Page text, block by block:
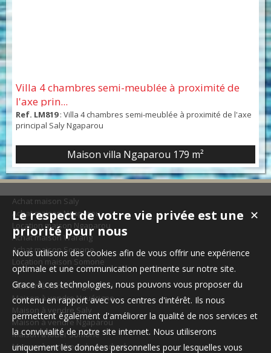
Villa 4 chambres semi-meublée à proximité de
l'axe prin...
Ref. LM819: Villa 4 chambres semi-meublée à proximité de l'axe
principal Saly Ngaparou
Maison villa Ngaparou 179 m²
Achat maison Saly
Achat maison Ngaparou
Location maison Ngaparou
Achat maison Warang
Achat maison Somone
Location maison Somone
Maison à vendre Ngaparou
Maison à vendre Nguérigne
Maison à vendre Saly
Maison à vendre Ngaparou
Maison à louer Somone
Maison à vendre Saly-gandigal
✕
Le respect de votre vie privée est une
priorité pour nous
Nous utilisons des cookies afin de vous offrir une expérience
optimale et une communication pertinente sur notre site.
Grace à ces technologies, nous pouvons vous proposer du
contenu en rapport avec vos centres d'intérêt. Ils nous
permettent également d'améliorer la qualité de nos services et
la convivialité de notre site internet. Nous utiliserons
uniquement les données personnelles pour lesquelles vous